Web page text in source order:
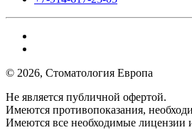
© 2026, Стоматология Европа
Не является публичной офертой.
Имеются противопоказания,
Имеются все необходимые лицензии